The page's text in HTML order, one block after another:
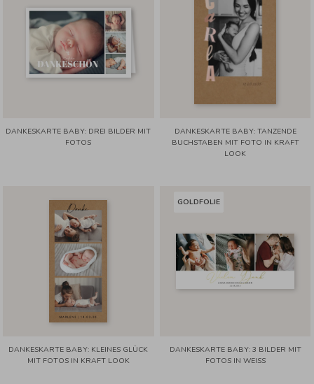
DANKESKARTE BABY: DREI BILDER MIT
FOTOS
DANKESKARTE BABY: TANZENDE
BUCHSTABEN MIT FOTO IN KRAFT
LOOK
DANKESKARTE BABY: KLEINES GLÜCK
MIT FOTOS IN KRAFT LOOK
GOLDFOLIE
DANKESKARTE BABY: 3 BILDER MIT
FOTOS IN WEISS